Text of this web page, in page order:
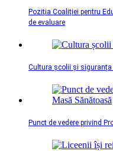
Poziția Coaliției pentru
de evaluare
Cultura școlii și siguranța
Punct de vedere privind